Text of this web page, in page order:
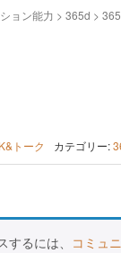
ョン能力 > 365d >
トーク カテゴリー:
るには、 コミュ